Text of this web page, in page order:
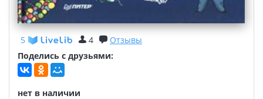
5 4
Отзывы
Поделись с друзьями:
нет в наличии